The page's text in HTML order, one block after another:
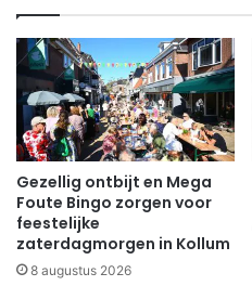
Gezellig ontbijt en Mega
Foute Bingo zorgen voor
feestelijke
zaterdagmorgen in Kollum
8 augustus 2026